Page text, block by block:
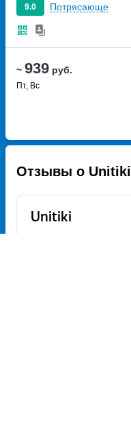
~ 939 руб.
Пт, Вс
9.0 Потрясающе
Отзывы о Unitiki